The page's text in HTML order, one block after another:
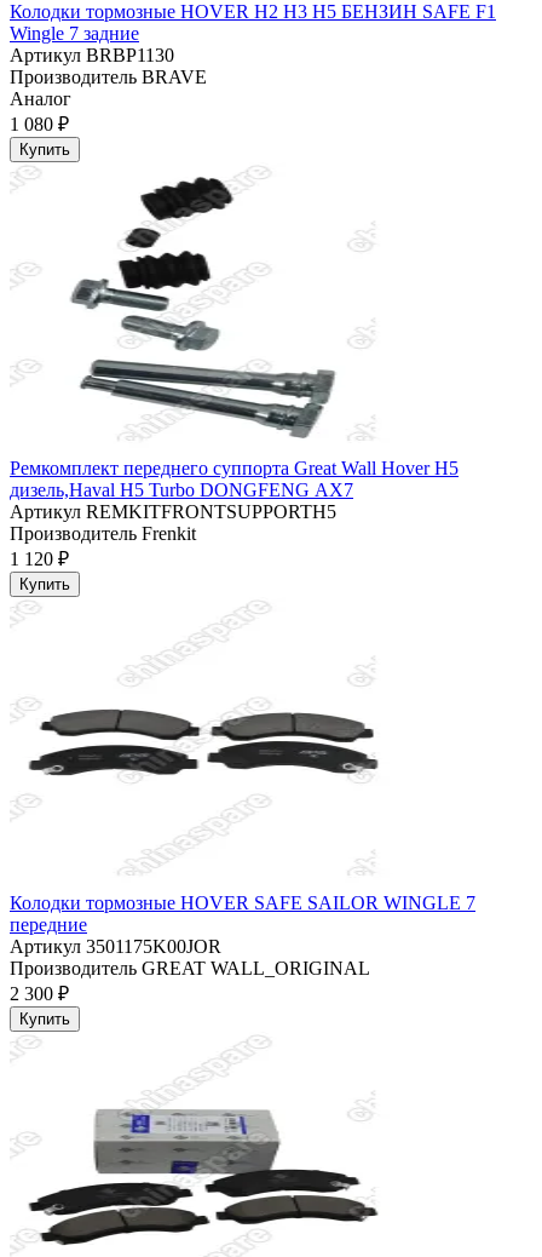
Колодки тормозные HOVER H2 H3 H5 БЕНЗИН SAFE F1
Wingle 7 задние
Артикул BRBP1130
Производитель BRAVE
Аналог
1 080 ₽
Купить
Ремкомплект переднего суппорта Great Wall Hover H5
дизель,Haval H5 Turbo DONGFENG АХ7
Артикул REMKITFRONTSUPPORTH5
Производитель Frenkit
1 120 ₽
Купить
Колодки тормозные HOVER SAFE SAILOR WINGLE 7
передние
Артикул 3501175K00JOR
Производитель GREAT WALL_ORIGINAL
2 300 ₽
Купить